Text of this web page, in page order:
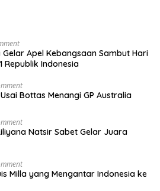
Apel Kebangsaan Sambut Hari
Republik Indonesia
Usai Bottas Menangi GP Australia
Natsir Sabet Gelar Juara
Milla yang Mengantar Indonesia ke